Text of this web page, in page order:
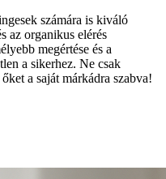
számára is kiváló
az organikus elérés
megértése és a
a sikerhez. Ne csak
a saját márkádra szabva!